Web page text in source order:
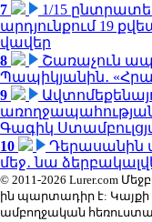
7
1/15
արդյունքում 19
վավեր
8
Շառաչուն
Պապիկյանին․
9
Գագիկ
10
Դերասանին
մեջ․ նա
© 2011-2026 Lurer.com
ին պարտադիր է:
ամբողջական